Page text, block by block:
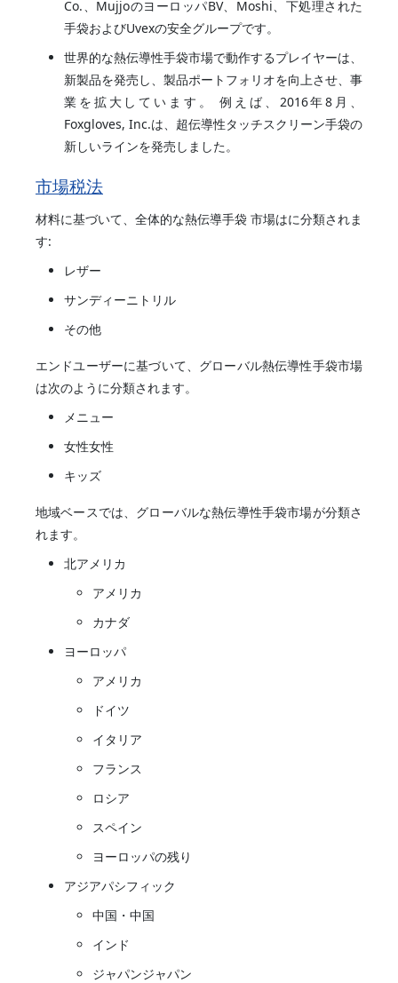
Co.、MujjoのヨーロッパBV、Moshi、下処理された
手袋およびUvexの安全グループです。
世界的な熱伝導性手袋市場で動作するプレイヤーは、
新製品を発売し、製品ポートフォリオを向上させ、事
業を拡大しています。 例えば、2016年8月、
Foxgloves, Inc.は、超伝導性タッチスクリーン手袋の
新しいラインを発売しました。
市場税法
材料に基づいて、全体的な熱伝導手袋 市場はに分類されま
す:
レザー
サンディーニトリル
その他
エンドユーザーに基づいて、グローバル熱伝導性手袋市場
は次のように分類されます。
メニュー
女性女性
キッズ
地域ベースでは、グローバルな熱伝導性手袋市場が分類さ
れます。
北アメリカ
アメリカ
カナダ
ヨーロッパ
アメリカ
ドイツ
イタリア
フランス
ロシア
スペイン
ヨーロッパの残り
アジアパシフィック
中国・中国
インド
ジャパンジャパン